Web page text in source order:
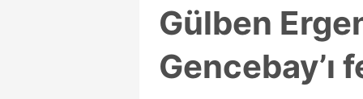
Gülben
Gencebay’ı